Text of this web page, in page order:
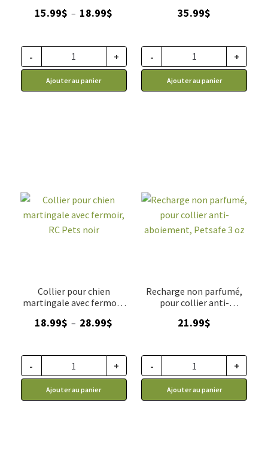
15.99$ – 18.99$
15.99$
à
- +
Ajouter au panier
35.99$
- +
Ajouter au panier
Collier pour chien
martingale avec fermoir,
18.99$ – 28.99$
18.99$
à
- +
Ajouter au panier
Recharge non parfumé,
pour collier anti-
21.99$
- +
Ajouter au panier